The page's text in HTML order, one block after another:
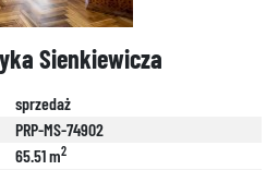
Sienkiewicza
sprzedaż
PRP-MS-74902
65.51 m2
024 827